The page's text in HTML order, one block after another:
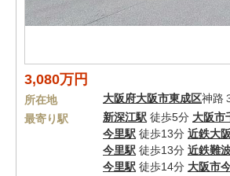
3,080万円
所在地 大阪府大阪市東成区神路
最寄り駅
新深江駅 徒歩5分 大阪市
今里駅 徒歩13分 近鉄大
今里駅 徒歩13分 近鉄難
今里駅 徒歩14分 大阪市